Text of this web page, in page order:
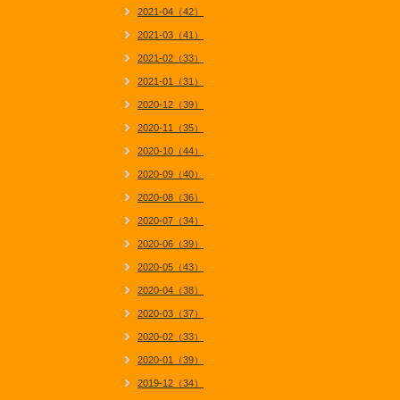
2021-04（42）
2021-03（41）
2021-02（33）
2021-01（31）
2020-12（39）
2020-11（35）
2020-10（44）
2020-09（40）
2020-08（36）
2020-07（34）
2020-06（39）
2020-05（43）
2020-04（38）
2020-03（37）
2020-02（33）
2020-01（39）
2019-12（34）